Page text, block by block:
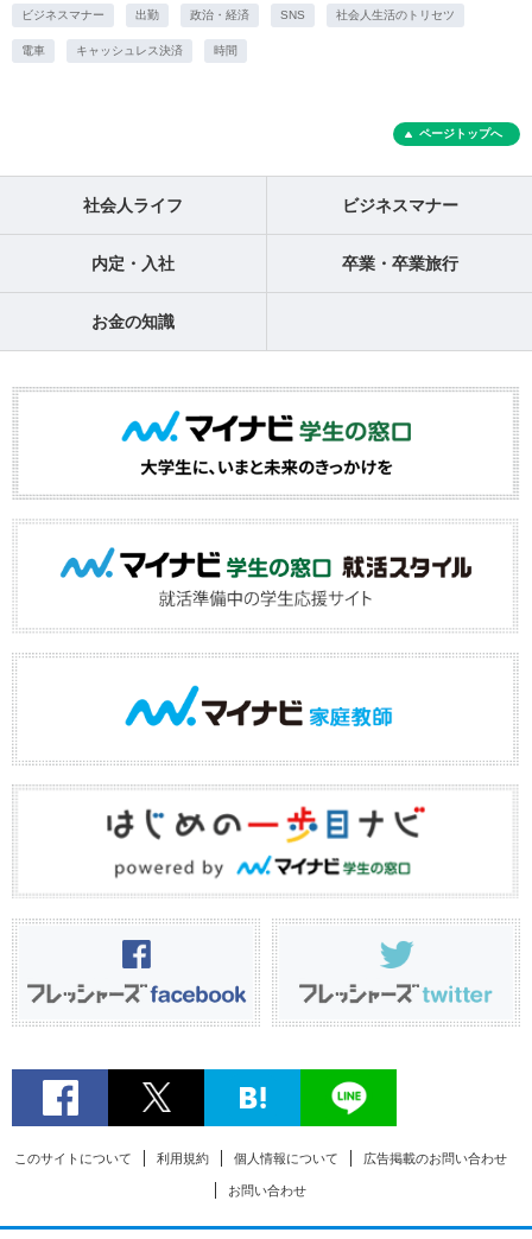
ビジネスマナー 出勤 政治・経済 SNS 社会人生活のトリセツ
電車 キャッシュレス決済 時間
ページトップへ
社会人ライフ ビジネスマナー
内定・入社 卒業・卒業旅行
お金の知識
このサイトについて 利用規約 個人情報について 広告掲載のお問い合わせ
お問い合わせ